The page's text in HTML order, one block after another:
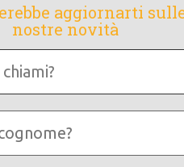
aggiornarti
nostre novità